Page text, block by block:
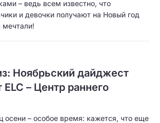
– ведь всем известно, что
и девочки получают на Новый год
мечтали!
Ноябрьский дайджест
ELC – Центр раннего
осени – особое время: кажется, что еще